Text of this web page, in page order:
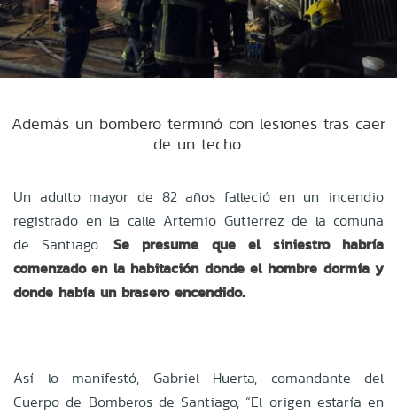
Además un bombero terminó con lesiones tras caer
de un techo.
Un adulto mayor de 82 años falleció en un incendio
registrado en la calle Artemio Gutierrez de la comuna
de Santiago.Se presume que el siniestro habría
comenzado en la habitación donde el hombre dormía y
donde había un brasero encendido.
Así lo manifestó, Gabriel Huerta, comandante del
Cuerpo de Bomberos de Santiago, “El origen estaría en